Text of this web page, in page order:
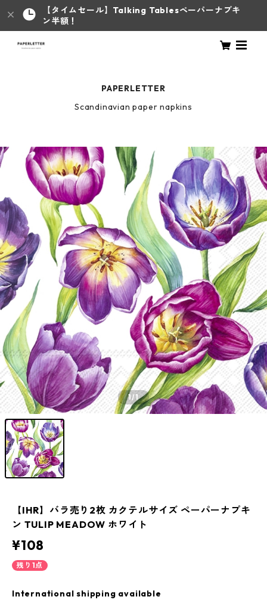
【タイムセール】Talking Tablesペーパーナプキ
ン半額！
PAPERLETTER
Scandinavian paper napkins
1/1
【IHR】バラ売り2枚 カクテルサイズ ペーパーナプキ
ン TULIP MEADOW ホワイト
¥108
残り1点
International shipping available